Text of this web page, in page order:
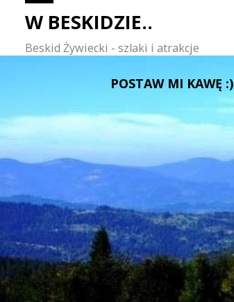
W BESKIDZIE..
Beskid Żywiecki - szlaki i atrakcje
Przejdź
do
treści
POSTAW MI KAWĘ :)